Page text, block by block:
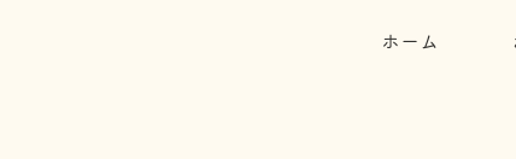
ホーム